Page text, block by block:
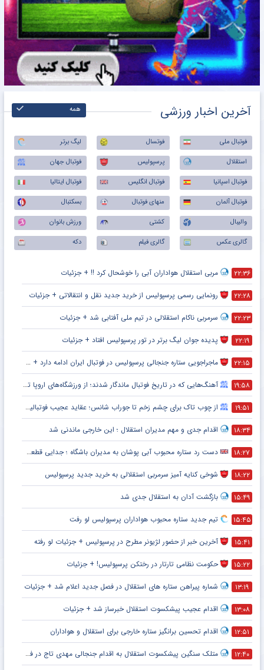
آخرین اخبار ورزشی همه
فوتبال ملی فوتسال
لیگ برتر
استقلال
پرسپولیس
فوتبال جهان
فوتبال اسپانیا
فوتبال انگلیس
فوتبال ایتالیا
فوتبال آلمان
منهای فوتبال
بسکتبال
والیبال
کشتی
ورزش بانوان
گالری عکس
گالری فیلم دکه
۲۲:۳۶ مربی استقلال هواداران آبی را خوشحال کرد !! + جزئیات
۲۲:۲۸ رونمایی رسمی پرسپولیس از خرید جدید نقل و انتقالاتی + جزئیات
۲۲:۲۳ سرمربی ناکام استقلالی در تیم ملی آفتابی شد + جزئیات
۲۲:۱۹ پدیده جوان لیگ برتر در تور پرسپولیس افتاد + جزئیات
۲۲:۱۵ ماجراجویی ستاره جنجالی پرسپولیس در فوتبال ایران ادامه دارد + جزئیات
۱۹:۵۸ آهنگ‌هایی که در تاریخ فوتبال ماندگار شدند؛ از ورزشگاه‌های اروپا تا جام جهانی
۱۹:۵۱ از چوب تاک برای چشم زخم تا جوراب شانس؛ عقاید عجیب فوتبالیست‌ها!
۱۸:۳۴ اقدام جدی و مهم مدیران استقلال ؛ این خارجی ماندنی شد
۱۸:۲۷ دست رد ستاره محبوب آبی پوشان به مدیران باشگاه ؛ جدایی قطعی است !
۱۸:۲۲ شوخی کنایه آمیز سرمربی استقلالی به خرید جدید پرسپولیس
۱۵:۴۹ بازگشت آدان به استقلال جدی شد
۱۵:۴۵ تیم جدید ستاره محبوب هواداران پرسپولیس لو رفت
۱۵:۴۱ آخرین خبر از حضور لژیونر مطرح در پرسپولیس + جزئیات لو رفته
۱۵:۲۲ حکومت نظامی تارتار در رختکن پرسپولیس! + جزئیات
۱۳:۱۹ شماره پیراهن ستاره های استقلال در فصل جدید اعلام شد + جزئیات
۱۳:۰۸ اقدام عجیب پیشکسوت استقلال خبرساز شد + جزئیات
۱۲:۵۱ اقدام تحسین برانگیز ستاره خارجی برای استقلال و هواداران
۱۲:۴۰ متلک سنگین پیشکسوت استقلال به اقدام جنجالی مهدی تاج در فدراسیون فوتبال